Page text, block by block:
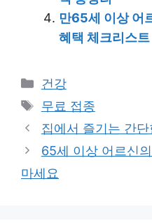
만65세 이상 어
혜택 체크리스트
Categories
건강
Tags
무료 접종
집에서 즐기는 간
65세 이상 어르신
마세요